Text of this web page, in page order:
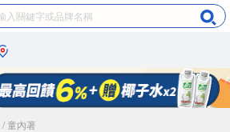
/ 童內著